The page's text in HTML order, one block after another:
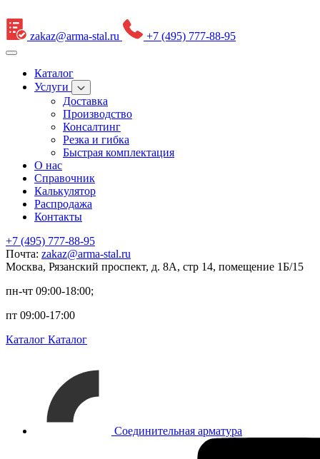
zakaz@arma-stal.ru +7 (495) 777-88-95
Каталог
Услуги
Доставка
Производство
Консалтинг
Резка и гибка
Быстрая комплектация
О нас
Справочник
Калькулятор
Распродажа
Контакты
+7 (495) 777-88-95
Почта: zakaz@arma-stal.ru
Москва, Рязанский проспект, д. 8А, стр 14, помещение 1Б/15
пн-чт 09:00-18:00;
пт 09:00-17:00
Каталог Каталог
Соединительная арматура